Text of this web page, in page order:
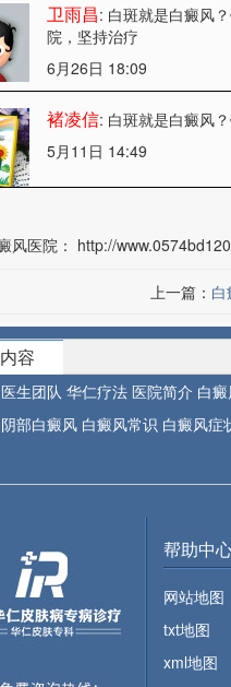
卫雨昌: 白斑就是白癜风
院，坚持治疗
6月26日 18:09
褚凌信: 白斑就是白癜风
5月11日 14:49
风医院： http://
上一篇：
容
医生团队 华仁疗法 医院简介 白
阴部白癜风 白癜风常识 白癜风症
帮助中
网站地图
txt地图
xml地图